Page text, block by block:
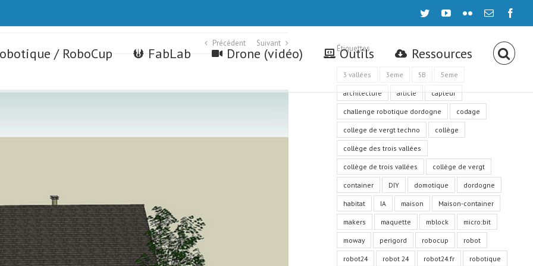
twitteryoutubeflickrEmail
/ RoboCup FabLab Drone (vidéo) Outils Ressources
Précédent Suivant
Étiquettes
3 vallées 3eme 5B 5eme
architecture article capteur
challenge robotique dordogne codage
college de vergt techno collège
collège des trois vallées
collège de trois vallées collège de vergt
container DIY domotique dordogne
habitat IA maison Maison-container
makers maquette mblock micro:bit
moway perigord robocup robot
robot24 robot 24 robot24.fr robotique